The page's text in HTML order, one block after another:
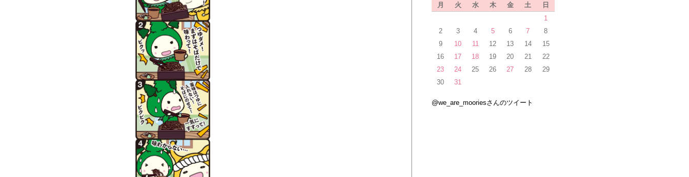
月 火 水 木 金 土
日
1
2
3 4 5 6 7
8
9
10 11 12 13 14
15
16
17 18 19 20 21
22
23
24 25 26 27 28
29
30
31
@we_are_mooriesさんのツイート